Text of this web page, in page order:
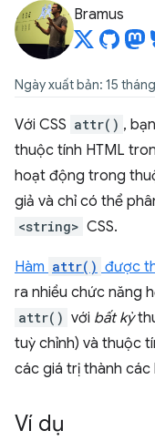
Bramus
Ngày xuất bản: 15
Với CSS attr() ,
thuộc tính HTML
hoạt động trong
giả và chỉ có thể
<string> CSS.
Hàm attr() được
ra nhiều chức năng
attr() với bất kỳ
tuỳ chỉnh) và thuộc
các giá trị thành các
Ví dụ